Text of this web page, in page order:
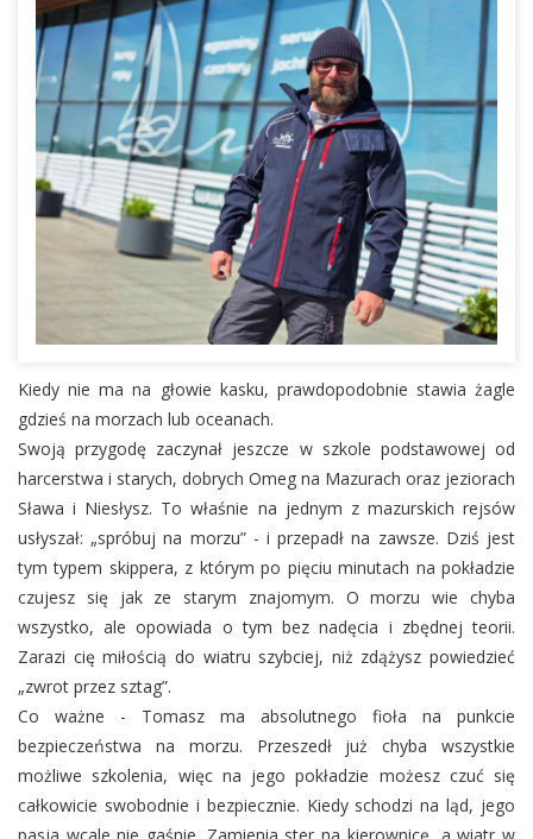
Kiedy nie ma na głowie kasku, prawdopodobnie stawia żagle
gdzieś na morzach lub oceanach.
Swoją przygodę zaczynał jeszcze w szkole podstawowej od
harcerstwa i starych, dobrych Omeg na Mazurach oraz jeziorach
Sława i Niesłysz. To właśnie na jednym z mazurskich rejsów
usłyszał: „spróbuj na morzu” - i przepadł na zawsze. Dziś jest
tym typem skippera, z którym po pięciu minutach na pokładzie
czujesz się jak ze starym znajomym. O morzu wie chyba
wszystko, ale opowiada o tym bez nadęcia i zbędnej teorii.
Zarazi cię miłością do wiatru szybciej, niż zdążysz powiedzieć
„zwrot przez sztag”.
Co ważne - Tomasz ma absolutnego fioła na punkcie
bezpieczeństwa na morzu. Przeszedł już chyba wszystkie
możliwe szkolenia, więc na jego pokładzie możesz czuć się
całkowicie swobodnie i bezpiecznie. Kiedy schodzi na ląd, jego